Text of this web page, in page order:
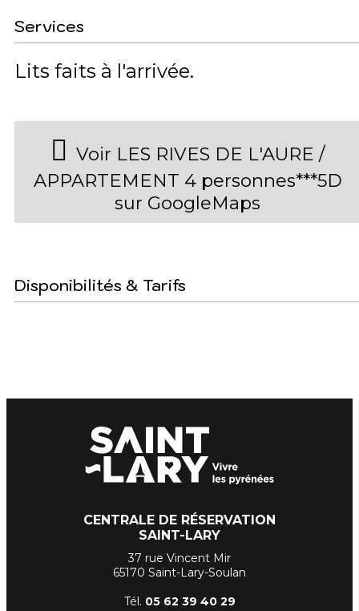
Services
Lits faits à l'arrivée
Voir LES RIVES DE L'AURE /
APPARTEMENT 4 personnes***5D
sur GoogleMaps
Disponibilités & Tarifs
CENTRALE DE RÉSERVATION
SAINT-LARY
37 rue Vincent Mir
65170 Saint-Lary-Soulan
Tél. 05 62 39 40 29